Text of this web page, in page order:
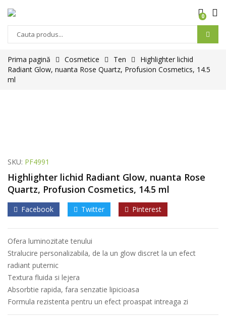
0
Products
Prima pagină
Cosmetice Ten
Highlighter lichid
Radiant Glow, nuanta Rose Quartz, Profusion Cosmetics, 14.5
ml
SKU: PF4991
Highlighter lichid Radiant Glow, nuanta Rose
Quartz, Profusion Cosmetics, 14.5 ml
Facebook Twitter Pinterest
Ofera luminozitate tenului
Stralucire personalizabila, de la un glow discret la un efect
radiant puternic
Textura fluida si lejera
Absorbtie rapida, fara senzatie lipicioasa
Formula rezistenta pentru un efect proaspat intreaga zi